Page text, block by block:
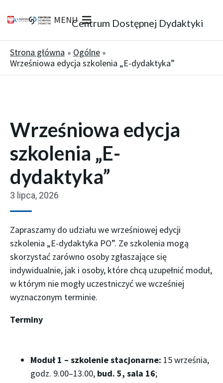
Centrum Dostępnej Dydaktyki
MENU
Strona główna
Ogólne
Wrześniowa edycja szkolenia „E-dydaktyka”
Wrześniowa edycja
szkolenia „E-
dydaktyka”
3 lipca, 2026
Zapraszamy do udziału we wrześniowej edycji
szkolenia „E-dydaktyka PO”. Ze szkolenia mogą
skorzystać zarówno osoby zgłaszające się
indywidualnie, jak i osoby, które chcą uzupełnić moduł,
w którym nie mogły uczestniczyć we wcześniej
wyznaczonym terminie.
Terminy
Moduł 1 – szkolenie stacjonarne: 15 września,
godz. 9.00–13.00, bud. 5, sala 16;